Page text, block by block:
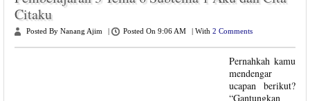
Citaku
Posted By Nanang Ajim Posted On 9:06 AM With 2 Comments
Pernahkah kamu
mendengar
ucapan berikut?
“Gantungkan